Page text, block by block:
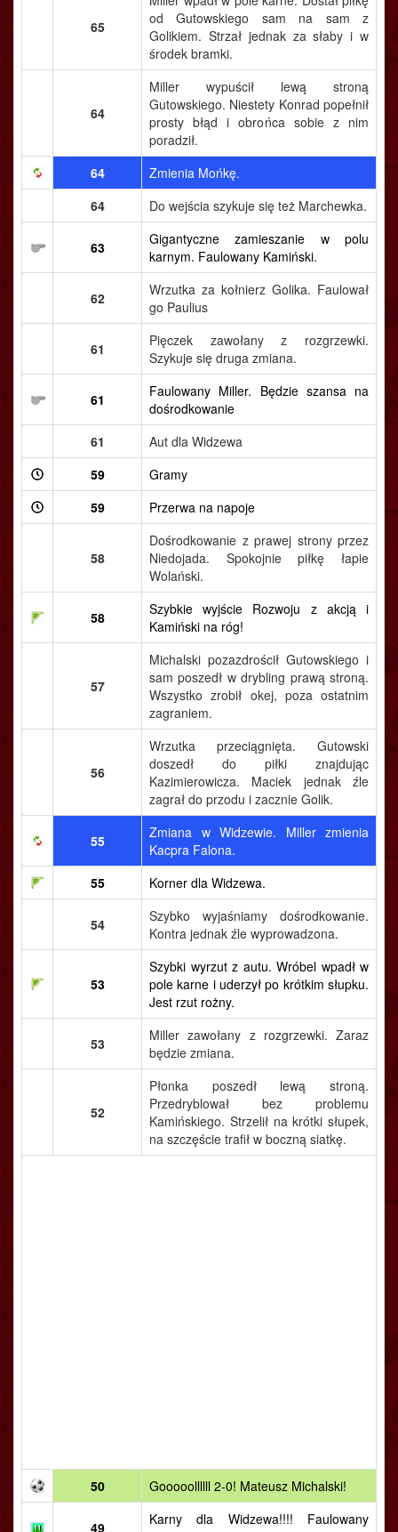
65
od Gutowskiego sam na sam z
Golikiem. Strzał jednak za słaby i w
środek bramki.
64
Miller wypuścił lewą stroną
Gutowskiego. Niestety Konrad popełnił
prosty błąd i obrońca sobie z nim
poradził.
64
Zmienia Mońkę.
64
Do wejścia szykuje się też Marchewka.
63
Gigantyczne zamieszanie w polu
karnym. Faulowany Kamiński.
62
Wrzutka za kołnierz Golika. Faulował
go Paulius
61
Pięczek zawołany z rozgrzewki.
Szykuje się druga zmiana.
61
Faulowany Miller. Będzie szansa na
dośrodkowanie
61
Aut dla Widzewa
59
Gramy
59
Przerwa na napoje
58
Dośrodkowanie z prawej strony przez
Niedojada. Spokojnie piłkę łapie
Wolański.
58
Szybkie wyjście Rozwoju z akcją i
Kamiński na róg!
57
Michalski pozazdrościł Gutowskiego i
sam poszedł w drybling prawą stroną.
Wszystko zrobił okej, poza ostatnim
zagraniem.
56
Wrzutka przeciągnięta. Gutowski
doszedł do piłki znajdując
Kazimierowicza. Maciek jednak źle
zagrał do przodu i zacznie Golik.
55
Zmiana w Widzewie. Miller zmienia
Kacpra Falona.
55
Korner dla Widzewa.
54
Szybko wyjaśniamy dośrodkowanie.
Kontra jednak źle wyprowadzona.
53
Szybki wyrzut z autu. Wróbel wpadł w
pole karne i uderzył po krótkim słupku.
Jest rzut rożny.
53
Miller zawołany z rozgrzewki. Zaraz
będzie zmiana.
52
Płonka poszedł lewą stroną.
Przedryblował bez problemu
Kamińskiego. Strzelił na krótki słupek,
na szczęście trafił w boczną siatkę.
50 Gooooollllll 2-0! Mateusz Michalski!
49
Karny dla Widzewa!!!! Faulowany